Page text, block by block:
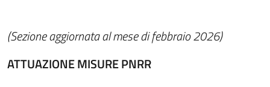
(Sezione aggiornata al mese di febbraio 2026)
ATTUAZIONE MISURE PNRR